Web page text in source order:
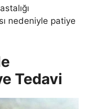
nedeniyle patiye
Tedavi